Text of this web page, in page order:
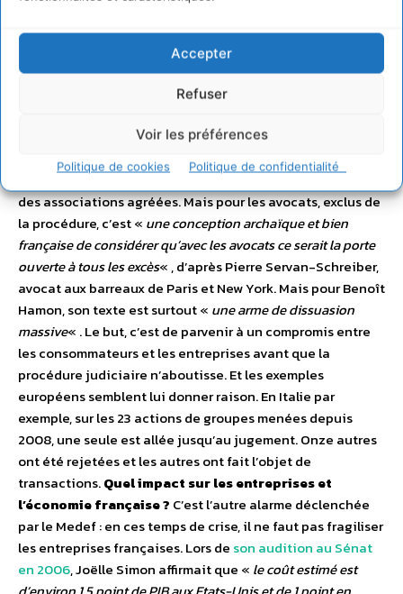
Accepter
Refuser
Voir les préférences
Politique de cookies Politique de confidentialité
de 6.300 class actions– un chiffre en constante
augmentation – et les amendes peuvent atteindre des
centaines de millions d’euros. Pour le gouvernement, il
fallait éviter ce côté « business » de la class action. Voilà
pourquoi les associations de consommateurs sont au
depuis des années sous d’autres formes. Et je pense qu’on a
démontré que c’était à bon escient car les pratiques étaient
contestables« , estime Sandrine Perrois de la CLCV, l’une
des associations agréées. Mais pour les avocats, exclus de
la procédure, c’est « une conception archaïque et bien
française de considérer qu’avec les avocats ce serait la porte
ouverte à tous les excès« , d’après Pierre Servan-Schreiber,
avocat aux barreaux de Paris et New York. Mais pour Benoît
Hamon, son texte est surtout « une arme de dissuasion
massive« . Le but, c’est de parvenir à un compromis entre
les consommateurs et les entreprises avant que la
procédure judiciaire n’aboutisse. Et les exemples
européens semblent lui donner raison. En Italie par
exemple, sur les 23 actions de groupes menées depuis
2008, une seule est allée jusqu’au jugement. Onze autres
ont été rejetées et les autres ont fait l’objet de
transactions.Quel impact sur les entreprises et
l’économie française ? C’est l’autre alarme déclenchée
par le Medef : en ces temps de crise, il ne faut pas fragiliser
les entreprises françaises. Lors de son audition au Sénat
en 2006, Joëlle Simon affirmait que « le coût estimé est